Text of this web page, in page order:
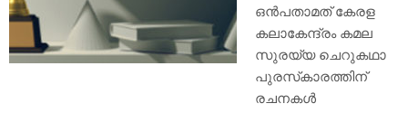
ഒന്‍പതാമത് കേരള
കലാകേന്ദ്രം കമല
സുരയ്യ ചെറുകഥാ
പുരസ്‌കാരത്തിന്
രചനകള്‍